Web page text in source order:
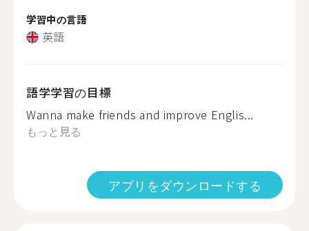
学習中の言語
英語
語学学習の目標
Wanna make friends and improve Englis...
もっと見る
アプリをダウンロードする